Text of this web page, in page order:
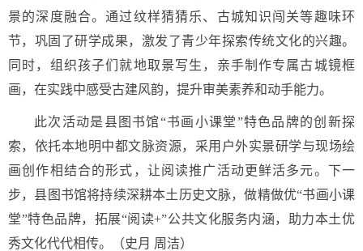
景的深度融合。通过纹样猜猜乐、古城知识闯关等趣味环
节，巩固了研学成果，激发了青少年探索传统文化的兴趣。
同时，组织孩子们就地取景写生，亲手制作专属古城镜框
画，在实践中感受古建风韵，提升审美素养和动手能力。
此次活动是县图书馆“书画小课堂”特色品牌的创新探
索，依托本地明中都文脉资源，采用户外实景研学与现场绘
画创作相结合的形式，让阅读推广活动更鲜活多元。下一
步，县图书馆将持续深耕本土历史文脉，做精做优“书画小课
堂”特色品牌，拓展“阅读+”公共文化服务内涵，助力本土优
秀文化代代相传。
（史月 周洁）